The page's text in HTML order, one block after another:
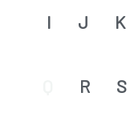
I J K
R S